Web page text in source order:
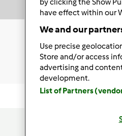
have effect within our
We and our
Use precise
Store and/or access
advertising and
development.
List of Partners